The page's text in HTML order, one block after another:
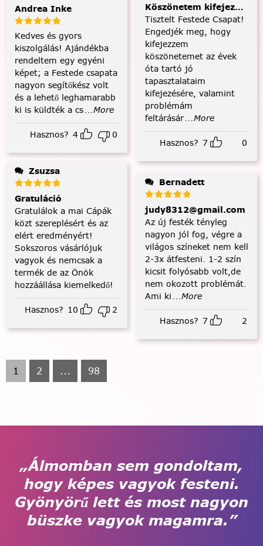
Andrea Inke
Kedves és gyors
kiszolgálás! Ajándékba
rendeltem egy egyéni
képet; a Festede csapata
nagyon segítőkész volt
és a lehető leghamarabb
ki is küldték a cs...More
Hasznos? 4 0
Zsuzsa
Gratuláció
Gratulálok a mai Cápák
közt szereplésért és az
elért eredményért!
Sokszoros vásárlójuk
vagyok és nemcsak a
termék de az Önök
hozzáállása kiemelkedő!
Hasznos? 10 2
Köszönetem kifejezése
Tisztelt Festede Csapat!
Engedjék meg, hogy
kifejezzem
köszönetemet az évek
óta tartó jó
tapasztalataim
kifejezésére, valamint
problémám
feltárásár...More
Hasznos? 7 0
Bernadett
judy8312@gmail.com
Az új festék tényleg
nagyon jól fog, végre a
világos színeket nem kell
2-3x átfesteni. 1-2 szín
kicsit folyósabb volt,de
nem okozott problémát.
Ami ki ...More
Hasznos? 7 2
1 2 ... 98
„Álmomban sem gondoltam,
hogy képes vagyok festeni.
Gyönyörű lett és most nagyon
büszke vagyok magamra.”